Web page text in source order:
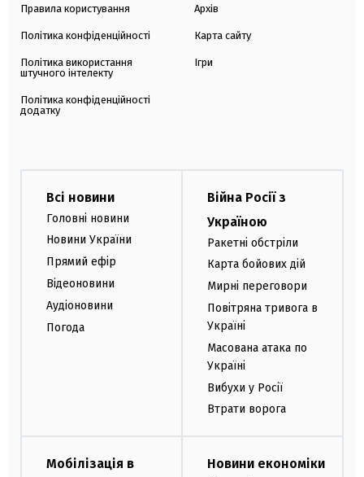
Правила користування
Політика конфіденційності
Політика використання
штучного інтелекту
Політика конфіденційності
додатку
Архів
Карта сайту
Ігри
Всі новини
Головні новини
Новини України
Прямий ефір
Відеоновини
Аудіоновини
Погода
Війна Росії з
Україною
Ракетні обстріли
Карта бойових дій
Мирні переговори
Повітряна тривога в
Україні
Масована атака по
Україні
Вибухи у Росії
Втрати ворога
Мобілізація в
Новини економіки